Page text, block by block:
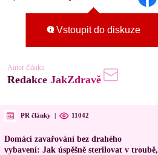
Vstoupit do diskuze
Autor článku
Redakce JakZdravě
PR články | 11042
Domácí zavařování bez drahého
vybavení: Jak úspěšně sterilovat v troubě,